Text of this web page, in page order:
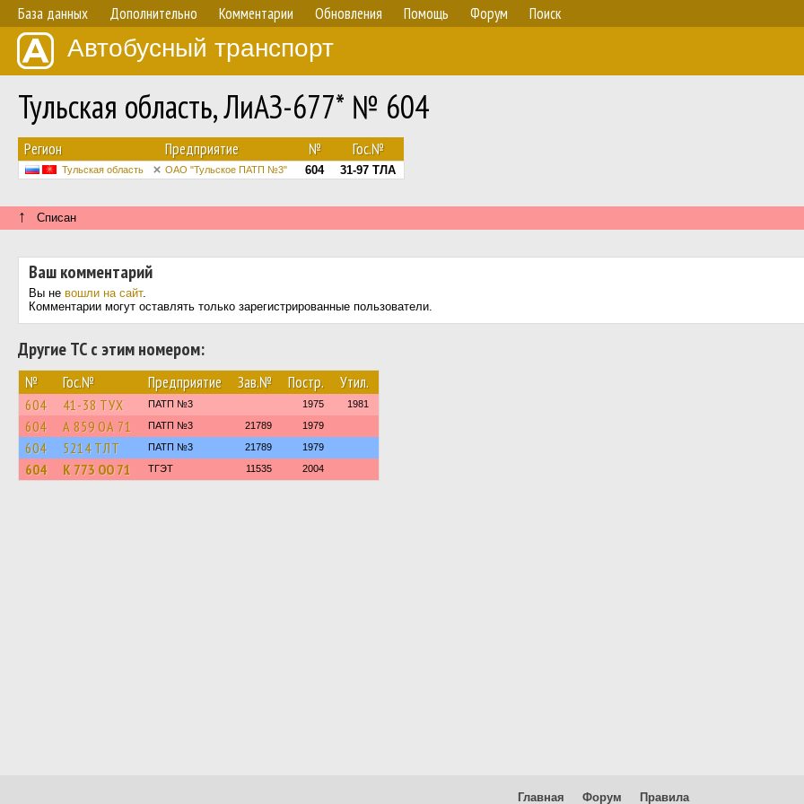
База данных Дополнительно Комментарии Обновления Помощь Форум Поиск
Автобусный транспорт
Тульская область, ЛиАЗ-677* № 604
Регион Предприятие № Гос.№
Тульская область ОАО "Тульское ПАТП №3" 604 31-97 ТЛА
↑ Списан
Ваш комментарий
Вы не вошли на сайт.
Комментарии могут оставлять только зарегистрированные пользователи.
Другие ТС с этим номером:
№ Гос.№ Предприятие Зав.№ Постр. Утил.
604 41-38 ТУХ ПАТП №3 1975 1981
604 А 859 ОА 71 ПАТП №3 21789 1979
604 5214 ТЛТ ПАТП №3 21789 1979
604 К 773 ОО 71 ТГЭТ 11535 2004
Главная Форум Правила